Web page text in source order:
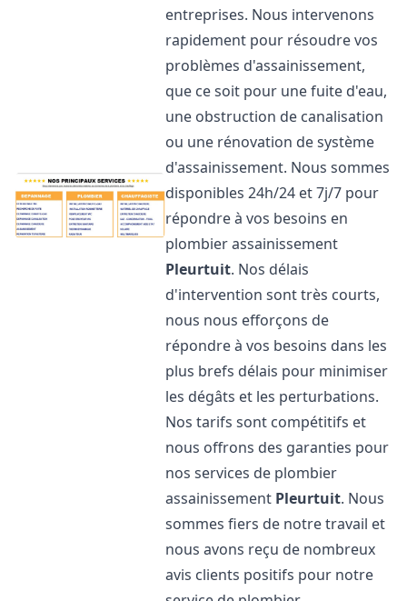
entreprises. Nous intervenons
rapidement pour résoudre vos
problèmes d'assainissement,
que ce soit pour une fuite d'eau,
une obstruction de canalisation
ou une rénovation de système
d'assainissement. Nous sommes
disponibles 24h/24 et 7j/7 pour
répondre à vos besoins en
plombier assainissement
Pleurtuit. Nos délais
d'intervention sont très courts,
nous nous efforçons de
répondre à vos besoins dans les
plus brefs délais pour minimiser
les dégâts et les perturbations.
Nos tarifs sont compétitifs et
nous offrons des garanties pour
nos services de plombier
assainissement Pleurtuit. Nous
sommes fiers de notre travail et
nous avons reçu de nombreux
avis clients positifs pour notre